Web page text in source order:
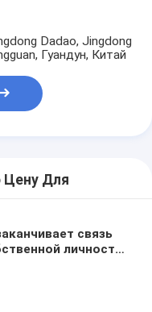
Dadao, Jingdong
Гуандун, Китай
Цену Для
связь
личности